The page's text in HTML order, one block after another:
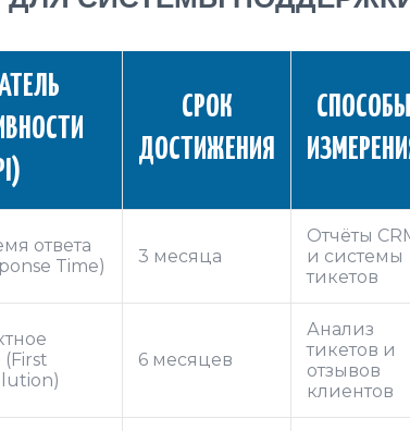
СРОК
ДОСТИЖЕНИЯ
СПОСОБЫ
ответа
Time)
3 месяца
Отчёты
и системы
тикетов
6 месяцев
Анализ
тикетов и
отзывов
клиентов